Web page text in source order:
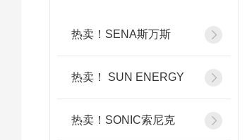
热卖！SENA斯万斯
热卖！ SUN ENERGY
热卖！SONIC索尼克